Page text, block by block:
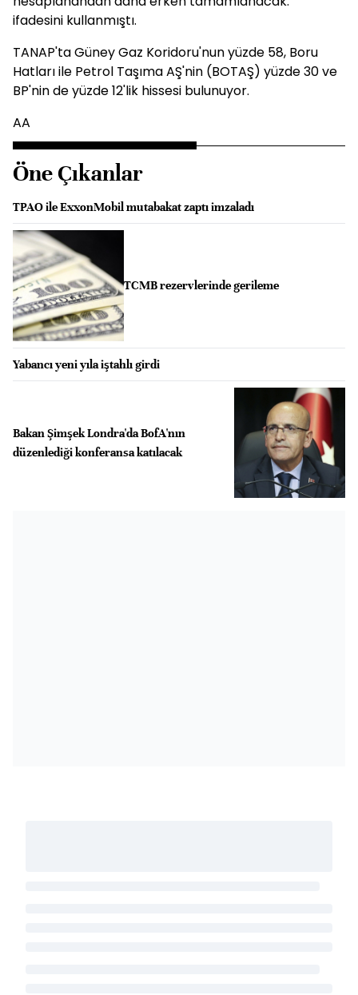
ifadesini kullanmıştı.
TANAP'ta Güney Gaz Koridoru'nun yüzde 58, Boru
Hatları ile Petrol Taşıma AŞ'nin (BOTAŞ) yüzde 30 ve
BP'nin de yüzde 12'lik hissesi bulunuyor.
AA
Öne Çıkanlar
TPAO ile ExxonMobil mutabakat zaptı imzaladı
TCMB rezervlerinde gerileme
Yabancı yeni yıla iştahlı girdi
Bakan Şimşek Londra'da BofA'nın
düzenlediği konferansa katılacak